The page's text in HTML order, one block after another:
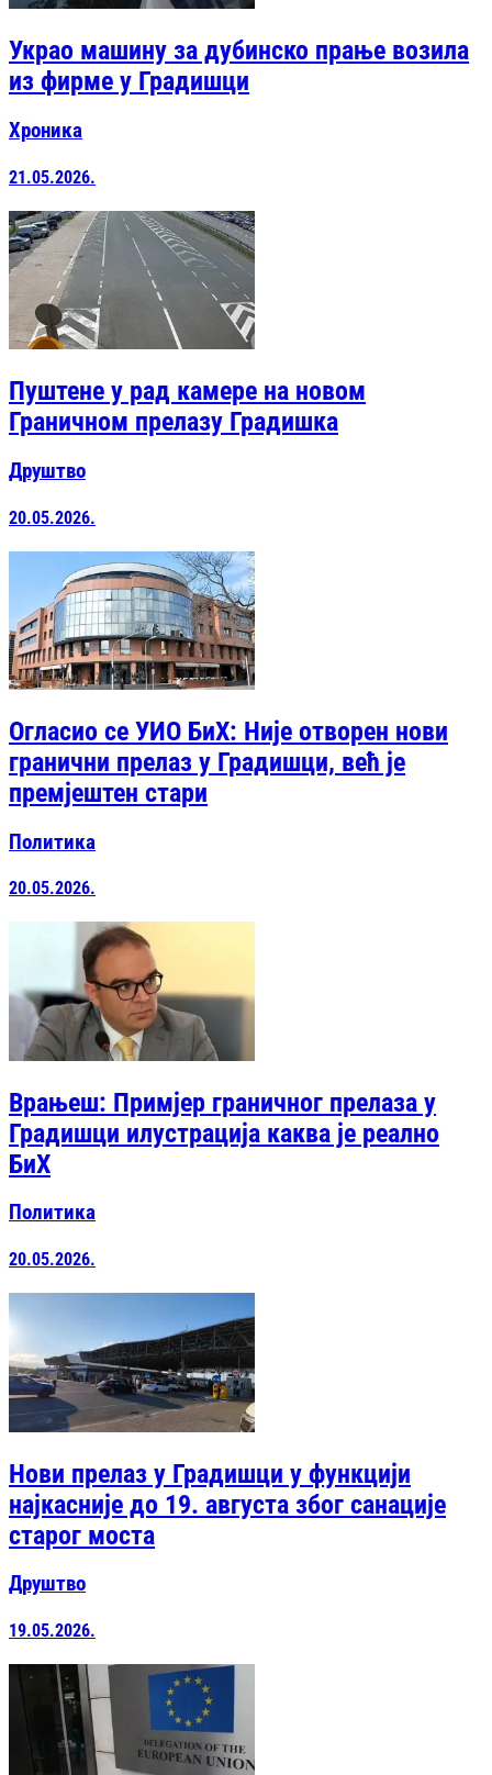
Украо машину за дубинско прање возила
из фирме у Градишци
Хроника
21.05.2026.
Пуштене у рад камере на новом
Граничном прелазу Градишка
Друштво
20.05.2026.
Огласио се УИО БиХ: Није отворен нови
гранични прелаз у Градишци, већ је
премјештен стари
Политика
20.05.2026.
Врањеш: Примјер граничног прелаза у
Градишци илустрација каква је реално
БиХ
Политика
20.05.2026.
Нови прелаз у Градишци у функцији
најкасније до 19. августа због санације
старог моста
Друштво
19.05.2026.